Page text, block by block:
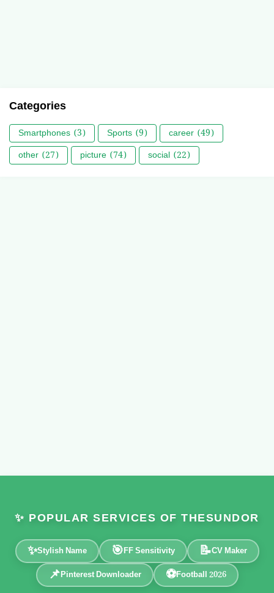
Categories
Smartphones (3) Sports (9) career (49)
other (27) picture (74) social (22)
✨ POPULAR SERVICES OF THESUNDOR
✨Stylish Name 🎯FF Sensitivity 📝CV Maker
📌Pinterest Downloader ⚽Football 2026